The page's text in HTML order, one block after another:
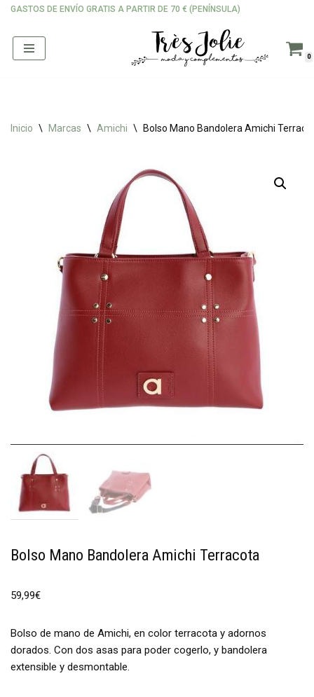
Saltar
GASTOS DE ENVÍO GRATIS A PARTIR DE 70 € (PENÍNSULA)
0
Inicio \ Marcas \ Amichi \ Bolso Mano Bandolera Amichi
Bolso Mano Bandolera Amichi Terracota
59,99€
Bolso de mano de Amichi, en color terracota y adornos
dorados. Con dos asas para poder cogerlo, y bandolera
extensible y desmontable.